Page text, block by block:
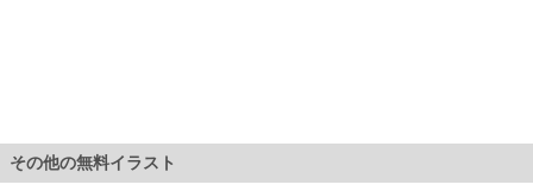
その他の無料イラスト